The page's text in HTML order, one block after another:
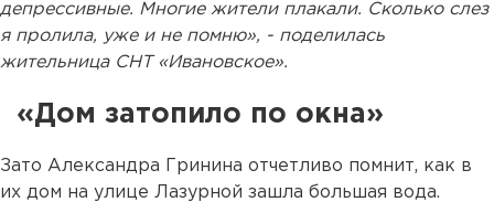
депрессивные. Многие жители плакали. Сколько слез
я пролила, уже и не помню», - поделилась
жительница СНТ «Ивановское».
«Дом затопило по окна»
Зато Александра Гринина отчетливо помнит, как в
их дом на улице Лазурной зашла большая вода.